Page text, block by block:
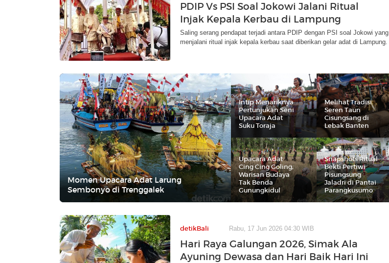
PDIP Vs PSI Soal Jokowi Jalani Ritual
Injak Kepala Kerbau di Lampung
Saling serang pendapat terjadi antara PDIP dengan PSI soal Jokowi yang
menjalani ritual injak kepala kerbau saat diberikan gelar adat di Lampung.
Momen Upacara Adat Larung
Sembonyo di Trenggalek
Intip Menariknya
Pertunjukan Seni
Upacara Adat
Suku Toraja
Melihat Tradisi
Seren Taun
Cisungsang di
Lebak Banten
Upacara Adat
Cing Cing Goling,
Warisan Budaya
Tak Benda
Gunungkidul
Snapshots Ritual
Bekti Pertiwi
Pisungsung
Jaladri di Pantai
Parangkusumo
detikBali Rabu, 17 Jun 2026 04:30 WIB
Hari Raya Galungan 2026, Simak Ala
Ayuning Dewasa dan Hari Baik Hari Ini